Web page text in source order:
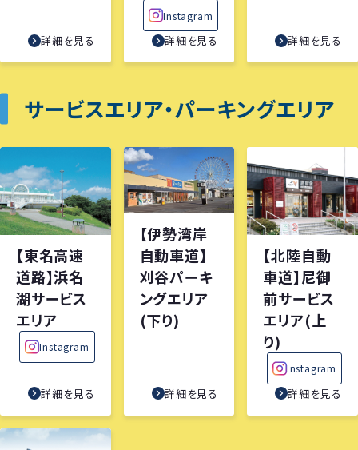
詳細を見る
Instagram
詳細を見る 詳細を見る
サービスエリア・パーキングエリア
【東名高速
道路】浜名
湖サービス
エリア
Instagram
詳細を見る
【伊勢湾岸
自動車道】
刈谷パーキ
ングエリア
(下り)
詳細を見る
【北陸自動
車道】尼御
前サービス
エリア(上
り)
Instagram
詳細を見る